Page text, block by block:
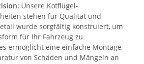
Unsere Kotflügel-
stehen für Qualität und
wurde sorgfältig konstruiert, um
für Ihr Fahrzeug zu
ermöglicht eine einfache Montage,
von Schäden und Mängeln an